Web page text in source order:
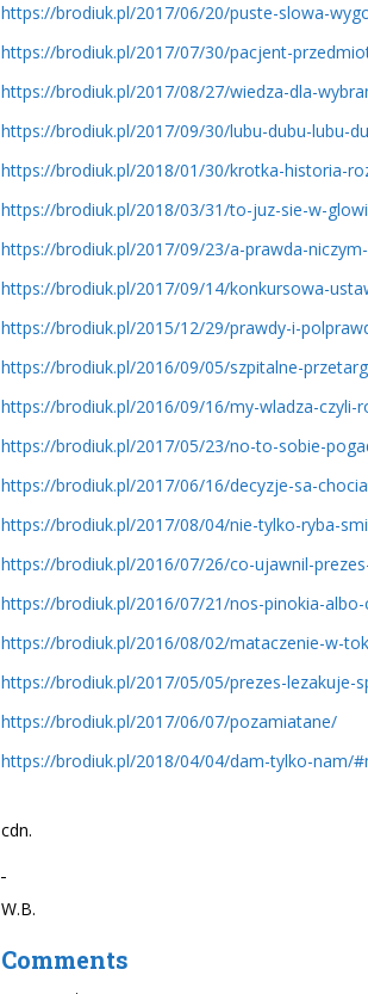
https://brodiuk.pl/2017/06/20/puste-slowa-
https://brodiuk.pl/2017/07/30/pacjent-
https://brodiuk.pl/2017/08/27/wiedza-dla-
https://brodiuk.pl/2017/09/30/lubu-dubu-lubu-
https://brodiuk.pl/2018/01/30/krotka-historia-
https://brodiuk.pl/2018/03/31/to-juz-sie-w-
https://brodiuk.pl/2017/09/23/a-prawda-
https://brodiuk.pl/2017/09/14/konkursowa-
https://brodiuk.pl/2015/12/29/prawdy-i-
https://brodiuk.pl/2016/09/05/szpitalne-
https://brodiuk.pl/2016/09/16/my-wladza-czyli-
https://brodiuk.pl/2017/05/23/no-to-sobie-
https://brodiuk.pl/2017/06/16/decyzje-sa-
https://brodiuk.pl/2017/08/04/nie-tylko-ryba-
https://brodiuk.pl/2016/07/26/co-ujawnil-
https://brodiuk.pl/2016/07/21/nos-pinokia-
https://brodiuk.pl/2016/08/02/mataczenie-w-
https://brodiuk.pl/2017/05/05/prezes-lezakuje-
https://brodiuk.pl/2017/06/07/pozamiatane/
https://brodiuk.pl/2018/04/04/dam-tylko-nam/
cdn.
W.B.
Comments